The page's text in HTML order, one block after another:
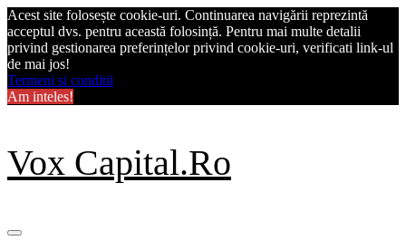
Acest site folosește cookie-uri. Continuarea navigării reprezintă
acceptul dvs. pentru această folosință. Pentru mai multe detalii
privind gestionarea preferințelor privind cookie-uri, verificati link-ul
de mai jos!
Termeni si conditii
Am inteles!
Skip
to
content
Vox Capital.Ro
Primary